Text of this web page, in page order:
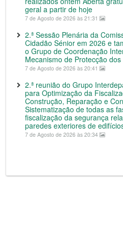
geral a partir de hoje
7 de Agosto de 2026 às 21:31
2.ª Sessão Plenária da
Cidadão Sénior em 2026 e
o Grupo de Coordenação
Mecanismo de Protecção
7 de Agosto de 2026 às 20:41
2.ª reunião do Grupo
para Optimização da
Construção, Reparação e
Sistematização de todas as
fiscalização da segurança
paredes exteriores de
7 de Agosto de 2026 às 20:34